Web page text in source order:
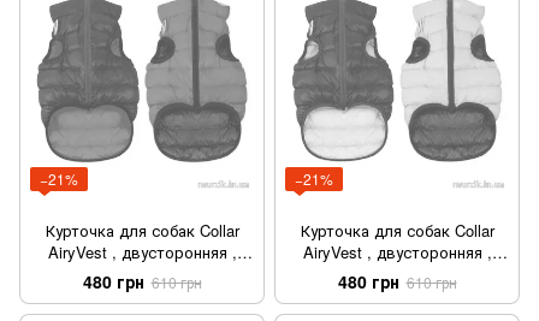
−21%
Курточка для собак Collar
AiryVest , двусторонняя ,
XS25, красно-черная
480 грн 610 грн
−21%
Курточка для собак Collar
AiryVest , двусторонняя ,
XS25, салатово-черная
480 грн 610 грн